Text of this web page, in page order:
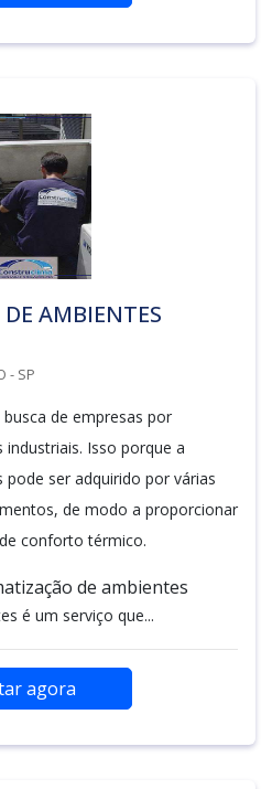
AMBIENTES
- SP
de empresas por
Isso porque a
ser adquirido por várias
de modo a proporcionar
conforto térmico.
de ambientes
é um serviço que...
agora